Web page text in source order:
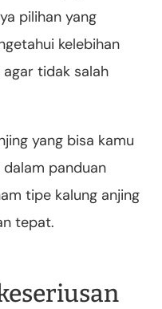
pilihan yang
kelebihan
tidak salah
yang bisa kamu
dalam panduan
tipe kalung anjing
tepat.